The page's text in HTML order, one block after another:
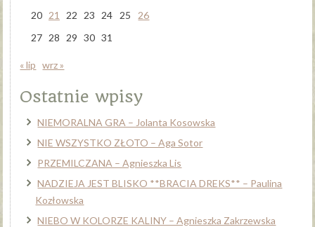
20 21 22 23 24 25
26
27 28 29 30 31
« lip wrz »
Ostatnie wpisy
NIEMORALNA GRA – Jolanta Kosowska
NIE WSZYSTKO ZŁOTO – Aga Sotor
PRZEMILCZANA – Agnieszka Lis
NADZIEJA JEST BLISKO **BRACIA DREKS** – Paulina
Kozłowska
NIEBO W KOLORZE KALINY – Agnieszka Zakrzewska